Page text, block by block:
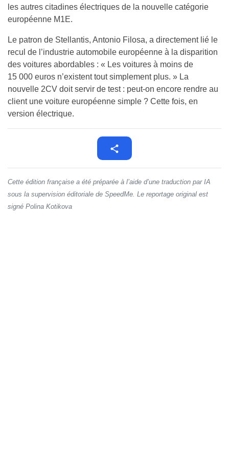
les autres citadines électriques de la nouvelle catégorie
européenne M1E.
Le patron de Stellantis, Antonio Filosa, a directement lié le
recul de l’industrie automobile européenne à la disparition
des voitures abordables : « Les voitures à moins de
15 000 euros n’existent tout simplement plus. » La
nouvelle 2CV doit servir de test : peut-on encore rendre au
client une voiture européenne simple ? Cette fois, en
version électrique.
Cette édition française a été préparée à l’aide d’une traduction par IA
sous la supervision éditoriale de SpeedMe. Le reportage original est
signé Polina Kotikova